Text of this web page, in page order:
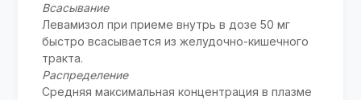
Всасывание
Левамизол при приеме внутрь в дозе 50 мг
быстро всасывается из желудочно-кишечного
тракта.
Распределение
Средняя максимальная концентрация в плазме